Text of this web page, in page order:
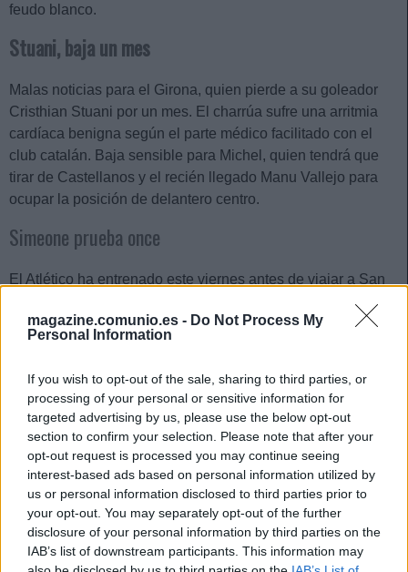
magazine.comunio.es - Do Not Process My
Personal Information
If you wish to opt-out of the sale, sharing to third parties, or
processing of your personal or sensitive information for
targeted advertising by us, please use the below opt-out
section to confirm your selection. Please note that after your
opt-out request is processed you may continue seeing
interest-based ads based on personal information utilized by
us or personal information disclosed to third parties prior to
your opt-out. You may separately opt-out of the further
disclosure of your personal information by third parties on the
IAB’s list of downstream participants. This information may
feudo blanco.
Stuani, baja un mes
Malas noticias para el Girona, quien pierde a su goleador
Cristhian Stuani por un mes. El charrúa sufre una arritmia
cardíaca benigna según el parte médico facilitado con el
club catalán. Baja sensible para Michel, quien tendrá que
tirar de Castellanos y el recién llegado Manu Vallejo para
ocupar la posición de delantero centro.
Simeone prueba once
El Atlético ha entrenado este viernes antes de viajar a San
Sebastián y Simeone ha probado un once compuesto por
estos jugadores: Oblak; Llorente, Giménez, Witsel, Reinildo,
Carrasco; Kondogbia, Koke, De Paul; Morata y Joao Félix.
Nahuel, serán baja.
Análisis Comunio nuevos fichajes: Fede Fernández,
Nastasic & cía
Nuevos jugadores llegaron en las
últimas horas a Elche, Mallorca y
Real Valladolid como los
argentinos Fede Fernández y
Fernández Mercau o el serbio